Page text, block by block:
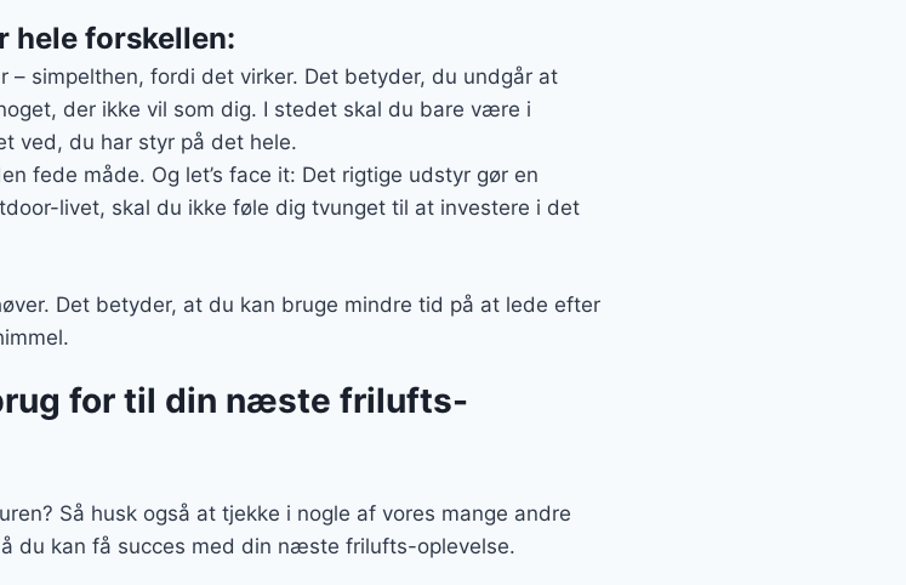
hele forskellen:
simpelthen, fordi det virker. Det betyder, du undgår at
der ikke vil som dig. I stedet skal du bare være i
ved, du har styr på det hele.
fede måde. Og let’s face it: Det rigtige udstyr gør en
livet, skal du ikke føle dig tvunget til at investere i det
Det betyder, at du kan bruge mindre tid på at lede efter
for til din næste frilufts-
Så husk også at tjekke i nogle af vores mange andre
du kan få succes med din næste frilufts-oplevelse.